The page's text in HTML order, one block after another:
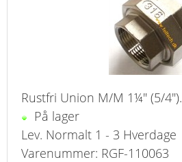
Rustfri Union M/M 1¼" (5/4").
På lager
Lev. Normalt 1 - 3 Hverdage
Varenummer: RGF-110063